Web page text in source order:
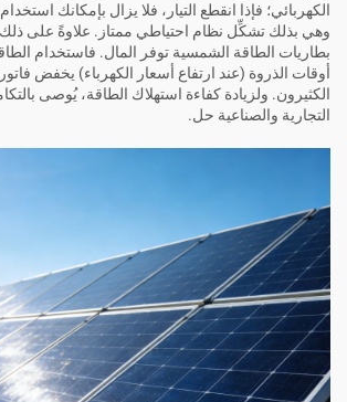
الكهربائي؛ فإذا انقطع التيار، فلا يزال بإمكانك
وهي بذلك تشكِّل نظام احتياطي ممتاز. علاوةً على
بطاريات الطاقة الشمسية توفر المال. فاستخدام
أوقات الذروة (عند ارتفاع أسعار الكهرباء) يخفض
الكثيرون. ولزيادة كفاءة استهلاك الطاقة، يُوصى
التجارية والصناعية حل.